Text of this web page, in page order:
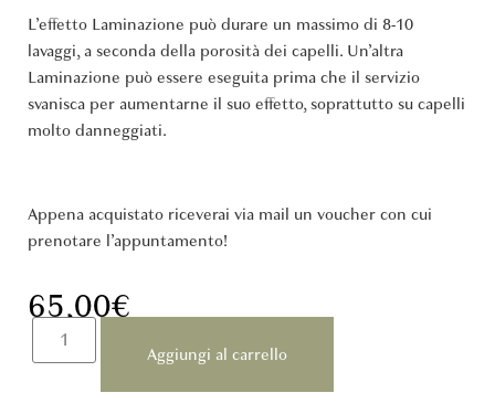
L’effetto Laminazione può durare un massimo di 8-10
lavaggi, a seconda della porosità dei capelli. Un’altra
Laminazione può essere eseguita prima che il servizio
svanisca per aumentarne il suo effetto, soprattutto su capelli
molto danneggiati.
Appena acquistato riceverai via mail un voucher con cui
prenotare l’appuntamento!
65,00€
Aggiungi al carrello